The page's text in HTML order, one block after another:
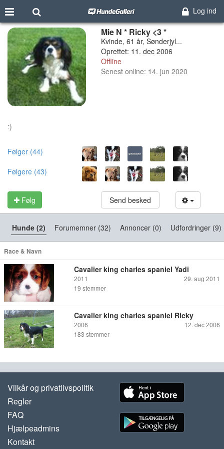
Log ind
Mie N * Ricky <3 *
Kvinde, 61 år, Sønderjyl...
Oprettet: 11. dec 2006
Offline
Senest online: 14. jun 2020
:)
Følger (44)
Følgere (43)
Følg Send besked
Hunde (2) Forumemner (32) Annoncer (0) Udfordringer (9)
Race & Navn
Cavalier king charles spaniel Yadi
2011
29. aug 2011
19 stemmer
Cavalier king charles spaniel Ricky
2006
12. dec 2006
183 stemmer
Vilkår og privatlivspolitik
Regler
FAQ
Hjælpeadmins
Kontakt